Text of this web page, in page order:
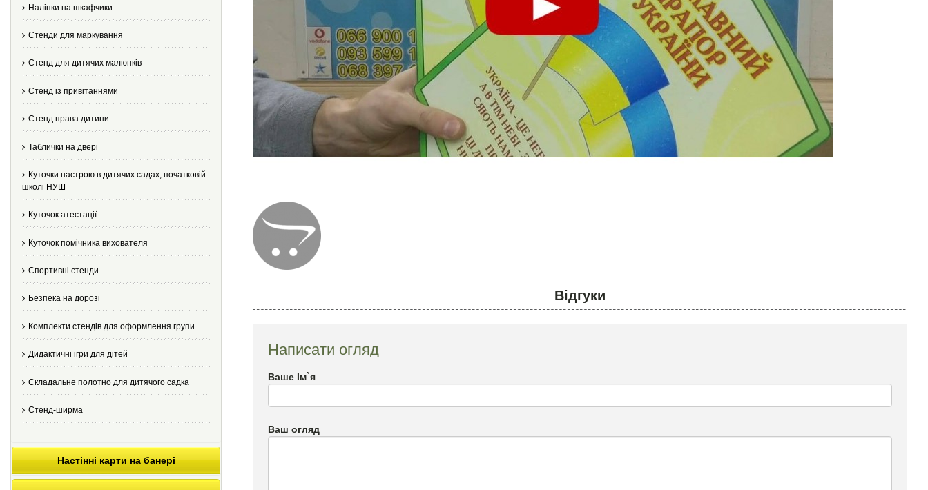
Наліпки на шкафчики
Стенди для маркування
Стенд для дитячих малюнків
Стенд із привітаннями
Стенд права дитини
Таблички на двері
Куточки настрою в дитячих садах, початковій
школі НУШ
Куточок атестації
Куточок помічника вихователя
Спортивні стенди
Безпека на дорозі
Комплекти стендів для оформлення групи
Дидактичні ігри для дітей
Складальне полотно для дитячого садка
Стенд-ширма
Настінні карти на банері
Відгуки
Написати огляд
Ваше Ім`я
Ваш огляд